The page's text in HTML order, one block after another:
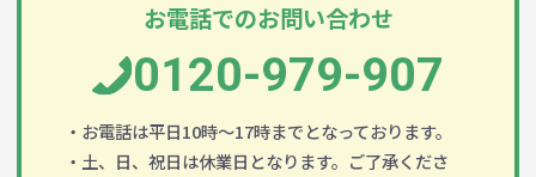
お電話でのお問い合わせ
0120-979-907
・お電話は平日10時～17時までとなっております。
・土、日、祝日は休業日となります。ご了承くださ